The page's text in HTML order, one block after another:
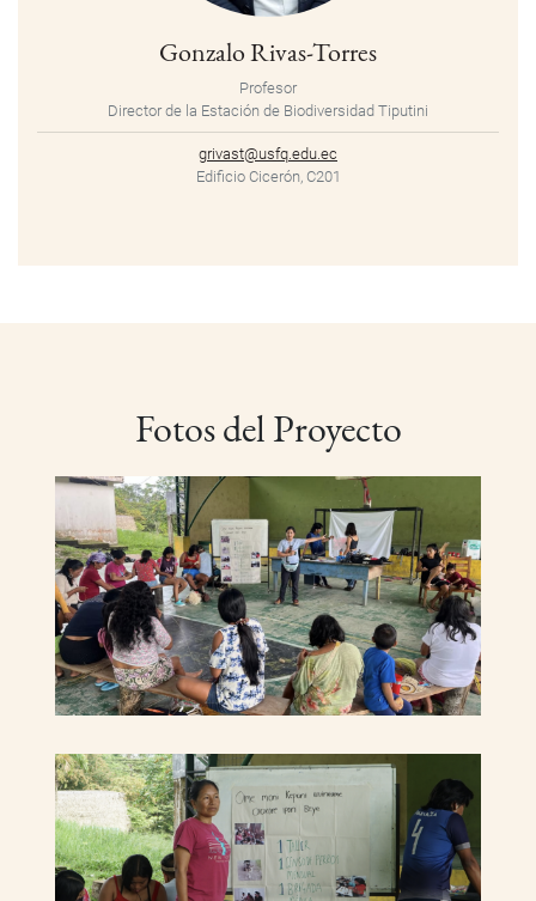
Gonzalo Rivas-Torres
Profesor
Director de la Estación de Biodiversidad Tiputini
grivast@usfq.edu.ec
Edificio Cicerón, C201
Fotos del Proyecto